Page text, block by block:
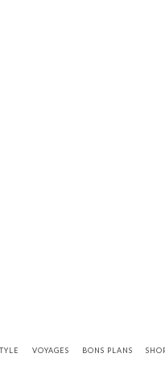
VOYAGES BONS PLANS